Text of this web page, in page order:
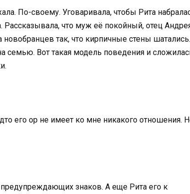
По-своему. Уговаривала, чтобы Рита
Рассказывала, что муж её покойный, отец
так, что кирпичные стены шатались.
семью. Вот такая модель поведения и
его ор не имеет ко мне никакого отношения.
знаков. А еще Рита его к